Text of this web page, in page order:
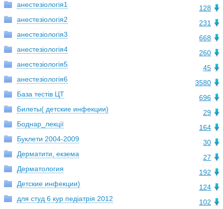
128
анестезіологія1
231
анестезіологія2
668
анестезіологія3
260
анестезіологія4
45
анестезіологія5
3580
анестезіологія6
696
База тестiв ЦТ
29
Билеты( детские инфекции)
164
Боднар_лекції
30
Буклети 2004-2009
27
Дерматити, екзема
192
Дерматология
124
Детские инфекции)
102
для студ 6 кур педіатрія 2012